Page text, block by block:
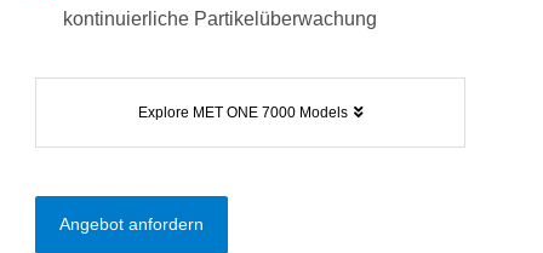
kontinuierliche Partikelüberwachung
Explore MET ONE 7000 Models
Angebot anfordern